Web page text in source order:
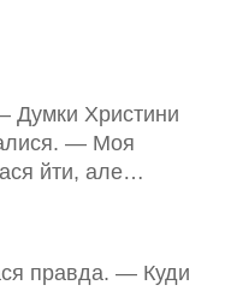
Христини
— Моя
йти, але…
правда. — Куди